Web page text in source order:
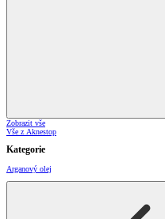
Zobrazit vše
Vše z Aknestop
Kategorie
Arganový olej